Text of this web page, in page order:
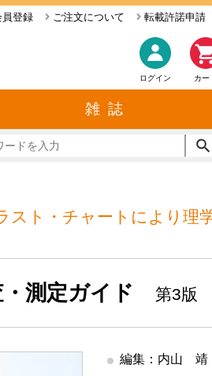
転載許諾申請
ご注文について
員登録
カー
ログイン
雑 誌
スト・チャートにより理
測定ガイド 第3版
編集：内山 靖